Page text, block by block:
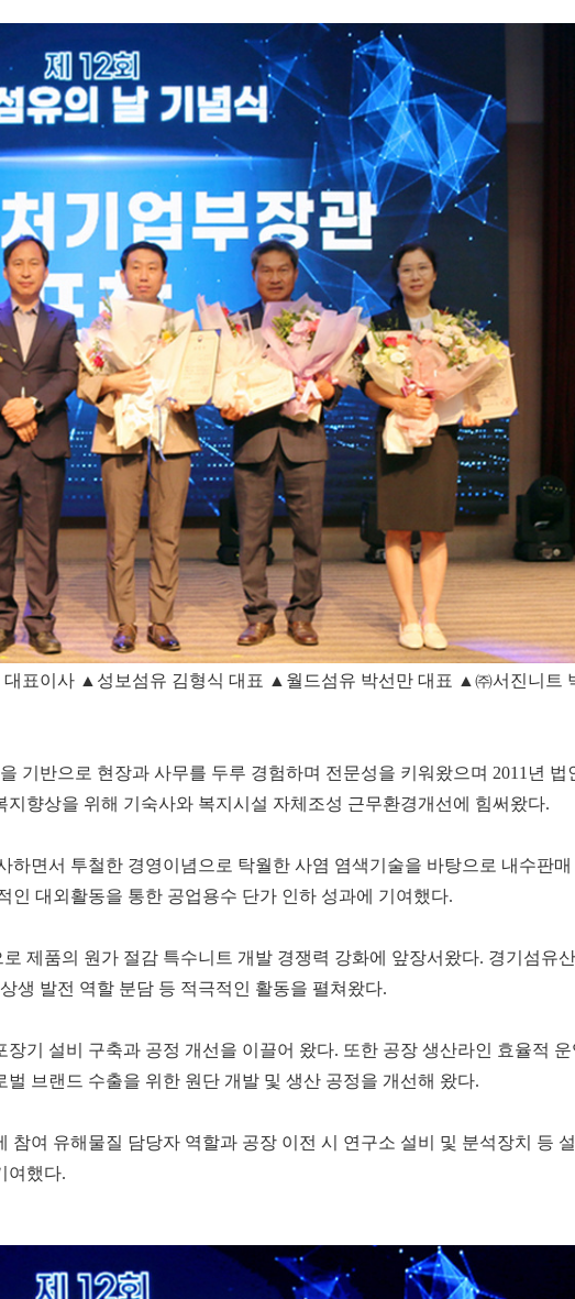
표이사 ▲성보섬유 김형식 대표 ▲월드섬유 박선만 대표 ▲㈜서진니트
기반으로 현장과 사무를 두루 경험하며 전문성을 키워왔으며 2011년 법
향상을 위해 기숙사와 복지시설 자체조성 근무환경개선에 힘써왔다.
하면서 투철한 경영이념으로 탁월한 사염 염색기술을 바탕으로 내수판매
대외활동을 통한 공업용수 단가 인하 성과에 기여했다.
제품의 원가 절감 특수니트 개발 경쟁력 강화에 앞장서왔다. 경기섬유산
생 발전 역할 분담 등 적극적인 활동을 펼쳐왔다.
기 설비 구축과 공정 개선을 이끌어 왔다. 또한 공장 생산라인 효율적 운
브랜드 수출을 위한 원단 개발 및 생산 공정을 개선해 왔다.
여 유해물질 담당자 역할과 공장 이전 시 연구소 설비 및 분석장치 등 설
여했다.